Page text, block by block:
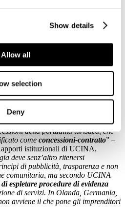
Show details
Allow all
selection
Deny
degli operatori in sede di
per il concessionario uscente,
e pari al valore commerciale
massimo di concessioni
titolare in una stessa o Regione
l’esecuzione di investimenti.
della portualità turistica, che
come concessioni-contratto” –
istituzionali di UCINA,
deve senz’altro ritenersi
di pubblicità, trasparenza e non
comunitaria, ma secondo UCINA
espletare procedure di evidenza
di servizi. In Olanda, Germania,
avviene il che pone gli imprenditori